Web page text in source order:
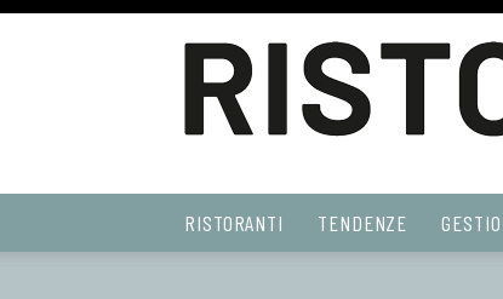
Web
RISTORANTI TENDENZE